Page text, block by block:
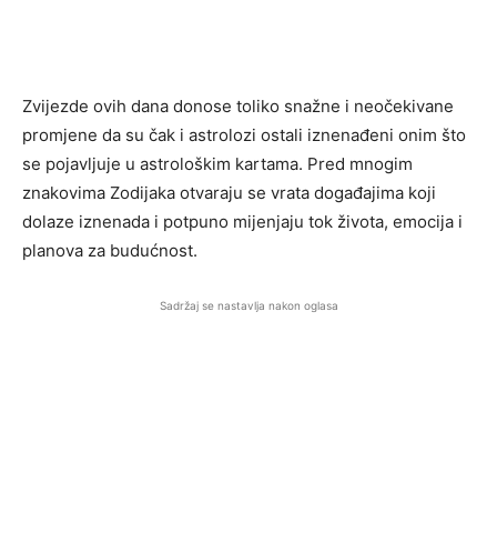
Zvijezde ovih dana donose toliko snažne i neočekivane
promjene da su čak i astrolozi ostali iznenađeni onim što
se pojavljuje u astrološkim kartama. Pred mnogim
znakovima Zodijaka otvaraju se vrata događajima koji
dolaze iznenada i potpuno mijenjaju tok života, emocija i
planova za budućnost.
Sadržaj se nastavlja nakon oglasa